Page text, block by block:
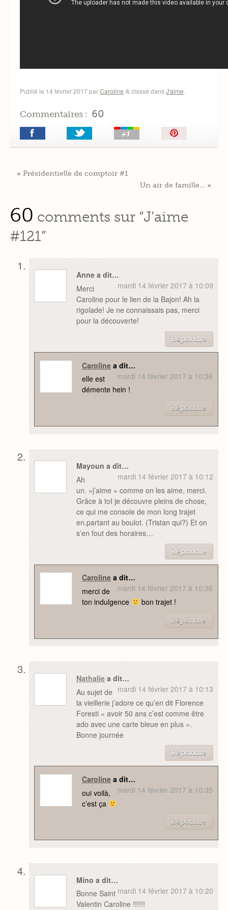
Publié le 14 février 2017parCaroline &classé dansJ'aime
Commentaires : 60
Épingler!
«Présidentielle de comptoir #1
Un air de famille… »
60 comments sur “J’aime
#121”
Anne a dit…
mardi 14 février 2017 à 10:09
Merci
Caroline pour le lien de la Bajon! Ah la
rigolade! Je ne connaissais pas, merci
pour la découverte!
Répondre
Carolinea dit…
mardi 14 février 2017 à 10:36
elle est
démente hein !
Répondre
Mayoun a dit…
mardi 14 février 2017 à 10:12
Ah
un. »j’aime » comme on les aime, merci.
Grâce à toI je découvre pleins de chose,
ce qui me console de mon long trajet
en.partant au boulot. (Tristan qui?) Et on
s’en fout des horaires…
Répondre
Carolinea dit…
mardi 14 février 2017 à 10:36
merci de
ton indulgence
bon trajet !
Répondre
Nathaliea dit…
mardi 14 février 2017 à 10:13
Au sujet de
la vieillerie j’adore ce qu’en dit Florence
Foresti « avoir 50 ans c’est comme être
ado avec une carte bleue en plus ».
Bonne journée
Répondre
Carolinea dit…
mardi 14 février 2017 à 10:35
oui voilà,
c’est ça
Répondre
Mino a dit…
mardi 14 février 2017 à 10:20
Bonne Saint
Valentin Caroline !!!!!!